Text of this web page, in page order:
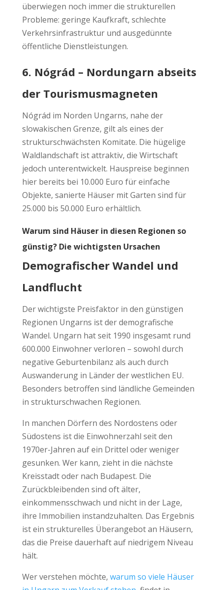
überwiegen noch immer die strukturellen
Probleme: geringe Kaufkraft, schlechte
Verkehrsinfrastruktur und ausgedünnte
öffentliche Dienstleistungen.
6. Nógrád – Nordungarn abseits
der Tourismusmagneten
Nógrád im Norden Ungarns, nahe der
slowakischen Grenze, gilt als eines der
strukturschwächsten Komitate. Die hügelige
Waldlandschaft ist attraktiv, die Wirtschaft
jedoch unterentwickelt. Hauspreise beginnen
hier bereits bei 10.000 Euro für einfache
Objekte, sanierte Häuser mit Garten sind für
25.000 bis 50.000 Euro erhältlich.
Warum sind Häuser in diesen Regionen so
günstig? Die wichtigsten Ursachen
Demografischer Wandel und
Landflucht
Der wichtigste Preisfaktor in den günstigen
Regionen Ungarns ist der demografische
Wandel. Ungarn hat seit 1990 insgesamt rund
600.000 Einwohner verloren – sowohl durch
negative Geburtenbilanz als auch durch
Auswanderung in Länder der westlichen EU.
Besonders betroffen sind ländliche Gemeinden
in strukturschwachen Regionen.
In manchen Dörfern des Nordostens oder
Südostens ist die Einwohnerzahl seit den
1970er-Jahren auf ein Drittel oder weniger
gesunken. Wer kann, zieht in die nächste
Kreisstadt oder nach Budapest. Die
Zurückbleibenden sind oft älter,
einkommensschwach und nicht in der Lage,
ihre Immobilien instandzuhalten. Das Ergebnis
ist ein strukturelles Überangebot an Häusern,
das die Preise dauerhaft auf niedrigem Niveau
hält.
Wer verstehen möchte, warum so viele Häuser